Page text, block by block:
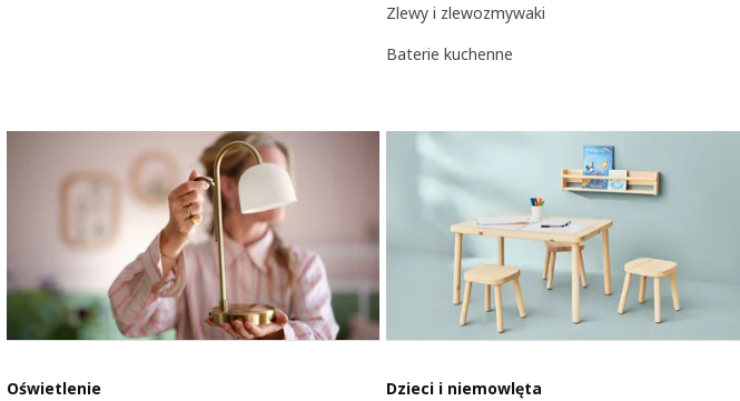
Zlewy i zlewozmywaki
Baterie kuchenne
Oświetlenie
Dzieci i niemowlęta